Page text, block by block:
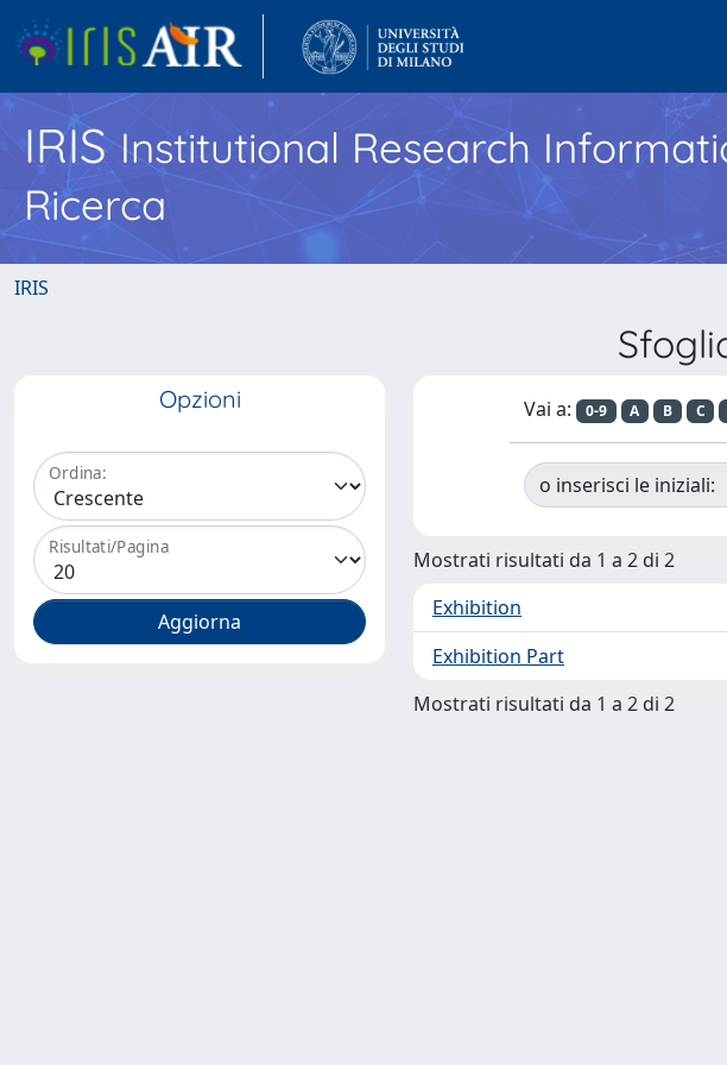
IRISInstitutional Research
Ricerca
IRIS
Opzioni
Ordina:
Risultati/Pagina
Vai a: 0-9 A B C
o inserisci le iniziali:
Mostrati risultati da 1 a 2 di 2
Exhibition
Exhibition Part
Mostrati risultati da 1 a 2 di 2